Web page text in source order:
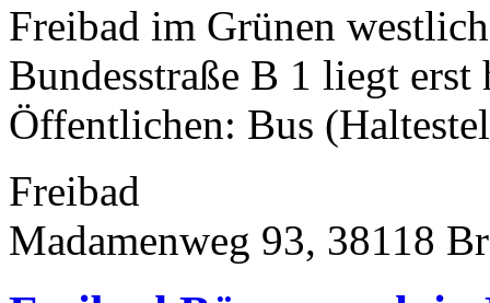
Freibad im Grünen
Bundesstraße B 1 liegt
Öffentlichen: Bus
Freibad
Madamenweg 93, 38118